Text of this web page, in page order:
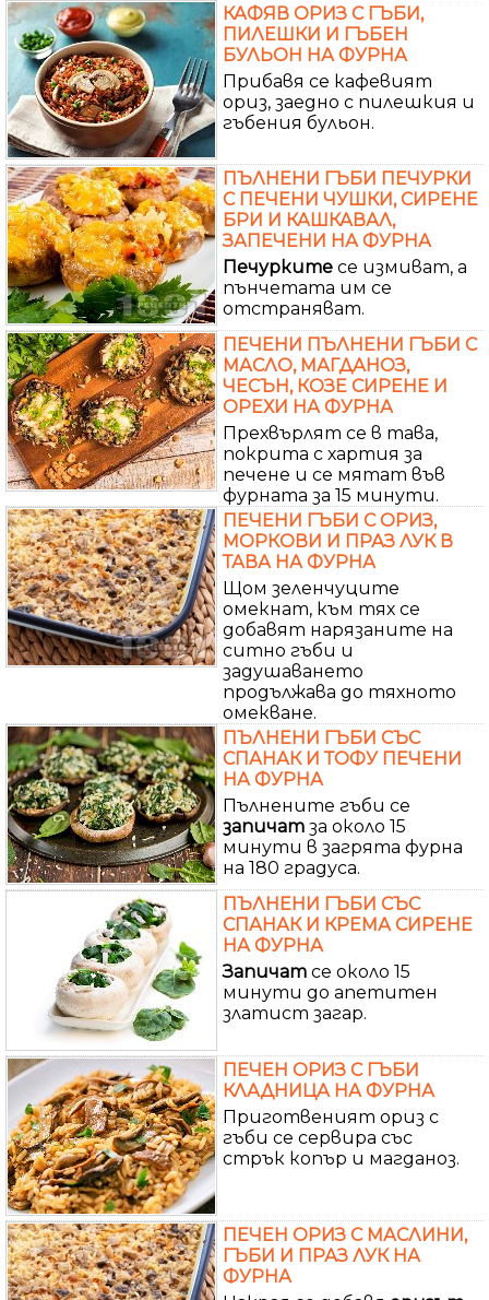
КАФЯВ ОРИЗ С ГЪБИ,
ПИЛЕШКИ И ГЪБЕН
БУЛЬОН НА ФУРНА
Прибавя се кафевият
ориз, заедно с пилешкия и
гъбения бульон.
ПЪЛНЕНИ ГЪБИ ПЕЧУРКИ
С ПЕЧЕНИ ЧУШКИ, СИРЕНЕ
БРИ И КАШКАВАЛ,
ЗАПЕЧЕНИ НА ФУРНА
Печурките се измиват, а
пънчетата им се
отстраняват.
ПЕЧЕНИ ПЪЛНЕНИ ГЪБИ С
МАСЛО, МАГДАНОЗ,
ЧЕСЪН, КОЗЕ СИРЕНЕ И
ОРЕХИ НА ФУРНА
Прехвърлят се в тава,
покрита с хартия за
печене и се мятат във
фурната за 15 минути.
ПЕЧЕНИ ГЪБИ С ОРИЗ,
МОРКОВИ И ПРАЗ ЛУК В
ТАВА НА ФУРНА
Щом зеленчуците
омекнат, към тях се
добавят нарязаните на
ситно гъби и
задушаването
продължава до тяхното
омекване.
ПЪЛНЕНИ ГЪБИ СЪС
СПАНАК И ТОФУ ПЕЧЕНИ
НА ФУРНА
Пълнените гъби се
запичат за около 15
минути в загрята фурна
на 180 градуса.
ПЪЛНЕНИ ГЪБИ СЪС
СПАНАК И КРЕМА СИРЕНЕ
НА ФУРНА
Запичат се около 15
минути до апетитен
златист загар.
ПЕЧЕН ОРИЗ С ГЪБИ
КЛАДНИЦА НА ФУРНА
Приготвеният ориз с
гъби се сервира със
стрък копър и магданоз.
ПЕЧЕН ОРИЗ С МАСЛИНИ,
ГЪБИ И ПРАЗ ЛУК НА
ФУРНА